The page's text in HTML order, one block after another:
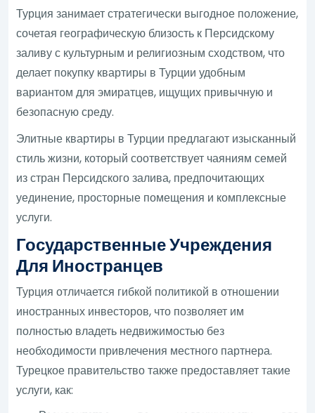
Турция занимает стратегически выгодное положение,
сочетая географическую близость к Персидскому
заливу с культурным и религиозным сходством, что
делает покупку квартиры в Турции удобным
вариантом для эмиратцев, ищущих привычную и
безопасную среду.
Элитные квартиры в Турции предлагают изысканный
стиль жизни, который соответствует чаяниям семей
из стран Персидского залива, предпочитающих
уединение, просторные помещения и комплексные
услуги.
Государственные Учреждения
Для Иностранцев
Турция отличается гибкой политикой в отношении
иностранных инвесторов, что позволяет им
полностью владеть недвижимостью без
необходимости привлечения местного партнера.
Турецкое правительство также предоставляет такие
услуги, как: